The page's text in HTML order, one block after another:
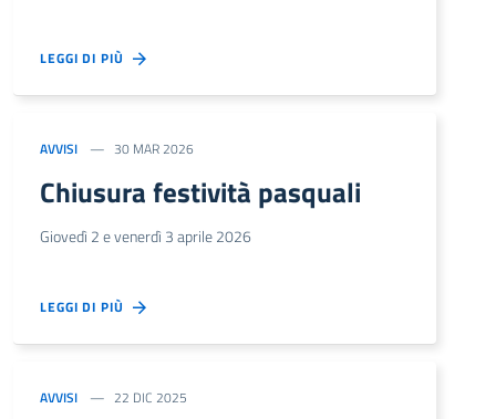
LEGGI DI PIÙ
AVVISI 30 MAR 2026
Chiusura festività pasquali
Giovedì 2 e venerdì 3 aprile 2026
LEGGI DI PIÙ
AVVISI 22 DIC 2025